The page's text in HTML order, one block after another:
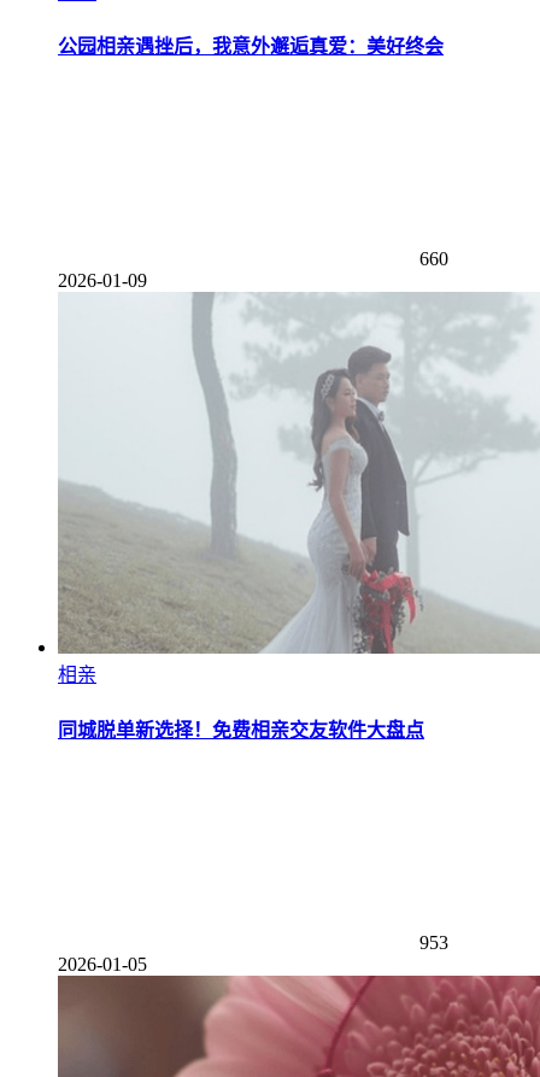
公园相亲遇挫后，我意外邂逅真爱：美好终会
660
2026-01-09
相亲
同城脱单新选择！免费相亲交友软件大盘点
953
2026-01-05